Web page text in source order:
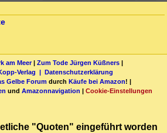
am Meer| Zum Tode Jürgen Küßners |
Verlag | Datenschutzerklärung
Gelbe Forum durch Käufe bei Amazon! |
und Amazonnavigation | Cookie-Einstellungen
"Quoten" eingeführt worden